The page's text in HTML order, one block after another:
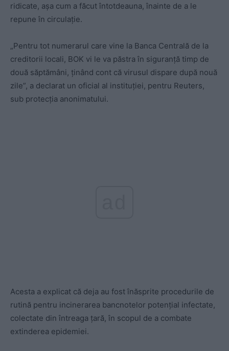
ridicate, aşa cum a făcut întotdeauna, înainte de a le
repune în circulaţie.
„Pentru tot numerarul care vine la Banca Centrală de la
creditorii locali, BOK vi le va păstra în siguranţă timp de
două săptămâni, ţinând cont că virusul dispare după nouă
zile”, a declarat un oficial al instituţiei, pentru Reuters,
sub protecţia anonimatului.
Acesta a explicat că deja au fost înăsprite procedurile de
rutină pentru incinerarea bancnotelor potenţial infectate,
colectate din întreaga ţară, în scopul de a combate
extinderea epidemiei.